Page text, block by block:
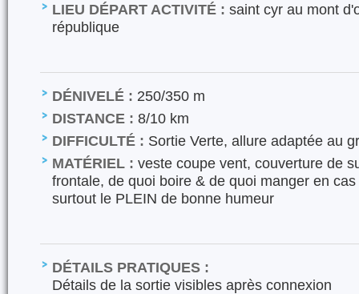
LIEU DÉPART ACTIVITÉ : saint cyr au mont
république
DÉNIVELÉ : 250/350 m
DISTANCE : 8/10 km
DIFFICULTÉ : Sortie Verte, allure adaptée au
MATÉRIEL : veste coupe vent, couverture de
frontale, de quoi boire & de quoi manger en
surtout le PLEIN de bonne humeur
DÉTAILS PRATIQUES :
Détails de la sortie visibles après connexion